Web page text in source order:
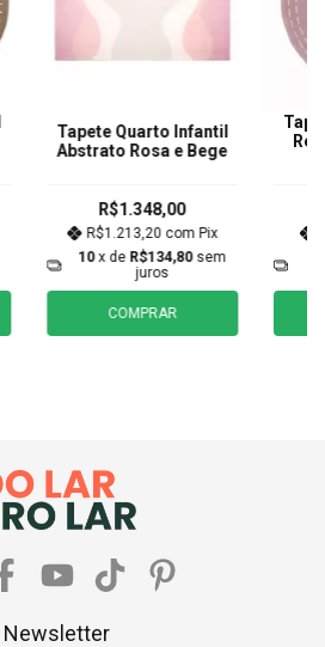
Tapete Quarto Infantil
Abstrato Rosa e Bege
R$1.348,00
R$1.213,20 com Pix
10 x de R$134,80 sem
juros
COMPRAR
Newsletter